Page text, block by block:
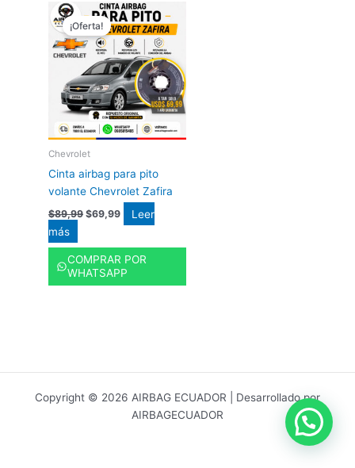
¡Oferta!
Chevrolet
Cinta airbag para pito
volante Chevrolet Zafira
$89,99
precio
original
era:
$89,99.
$69,99
El
precio
actual
es:
$69,99.
Leer
más
COMPRAR POR
WHATSAPP
Copyright © 2026 AIRBAG ECUADOR | Desarrollado por
AIRBAGECUADOR